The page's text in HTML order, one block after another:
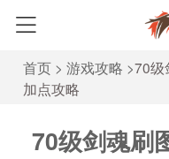
首页 > 游戏攻略 >70级
加点攻略
70级剑魂刷